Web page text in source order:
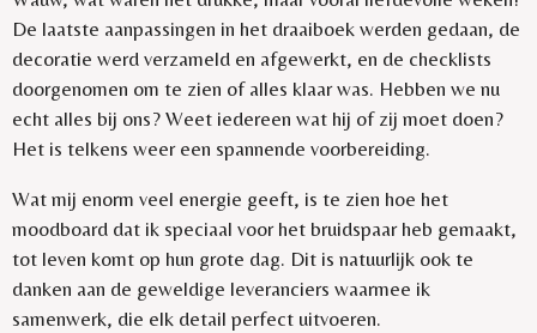
De laatste aanpassingen in het draaiboek werden gedaan, de
decoratie werd verzameld en afgewerkt, en de checklists
doorgenomen om te zien of alles klaar was. Hebben we nu
echt alles bij ons? Weet iedereen wat hij of zij moet doen?
Het is telkens weer een spannende voorbereiding.
Wat mij enorm veel energie geeft, is te zien hoe het
moodboard dat ik speciaal voor het bruidspaar heb gemaakt,
tot leven komt op hun grote dag. Dit is natuurlijk ook te
danken aan de geweldige leveranciers waarmee ik
samenwerk, die elk detail perfect uitvoeren.